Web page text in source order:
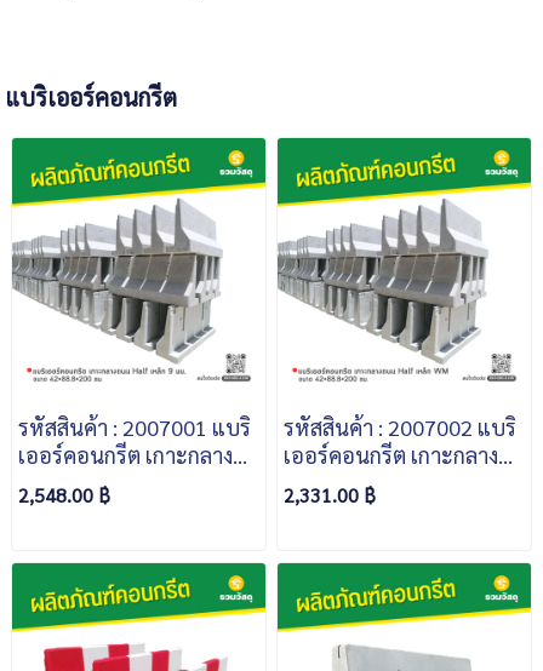
แบริเออร์คอนกรีต
รหัสสินค้า : 2007001 แบริ
เออร์คอนกรีต เกาะกลาง
ถนน Half ขนาด
42x88.8x200 ซม. เหล็ก 9
2,548.00 ฿
รหัสสินค้า : 2007002 แบริ
เออร์คอนกรีต เกาะกลาง
ถนน Half ขนาด
42x88.8x200 ซม. เหล็ก
2,331.00 ฿